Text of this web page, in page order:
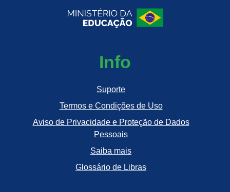
Info
Suporte
Termos e Condições de Uso
Aviso de Privacidade e Proteção de Dados
Pessoais
Saiba mais
Glossário de Libras